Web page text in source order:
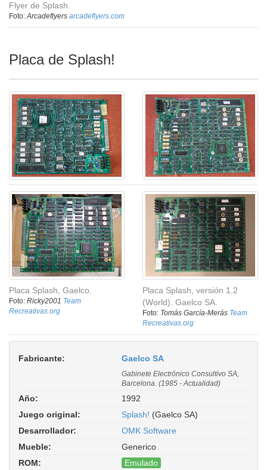
Flyer de Splash.
Foto:Arcadeflyers arcadeflyers.com
Placa de Splash!
Placa Splash, Gaelco.
Foto: Ricky2001 Team
Recreativas.org
Placa Splash, versión 1.2
(World). Gaelco SA.
Foto: Tomás García-Merás Team
Recreativas.org
Fabricante: Gaelco SA
Gabinete Electrónico Consultivo SA,
Barcelona. (1985 - Actualidad)
Año:
1992
Juego original:
Splash! (Gaelco SA)
Desarrollador:
OMK Software
Mueble:
Generico
ROM:
Emulado